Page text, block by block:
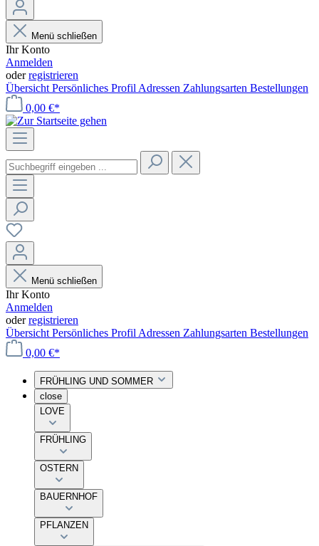
Menü schließen
Ihr Konto
Anmelden
oderregistrieren
Übersicht Persönliches Profil Adressen Zahlungsarten Bestellungen
0,00 €*
Menü schließen
Ihr Konto
Anmelden
oderregistrieren
Übersicht Persönliches Profil Adressen Zahlungsarten Bestellungen
0,00 €*
FRÜHLING UND SOMMER
close
LOVE
FRÜHLING
OSTERN
BAUERNHOF
PFLANZEN